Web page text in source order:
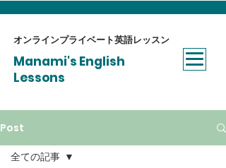
オンラインプライベート​英語レッスン
Manami's English
Lessons
Post
全ての記事